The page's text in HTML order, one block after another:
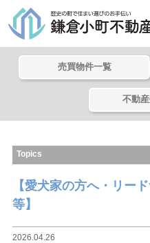
売買物件一覧
不動
Topics
【愛犬家の方へ・リー
等】
2026.04.26